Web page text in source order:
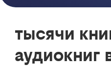
тысячи
аудиокниг